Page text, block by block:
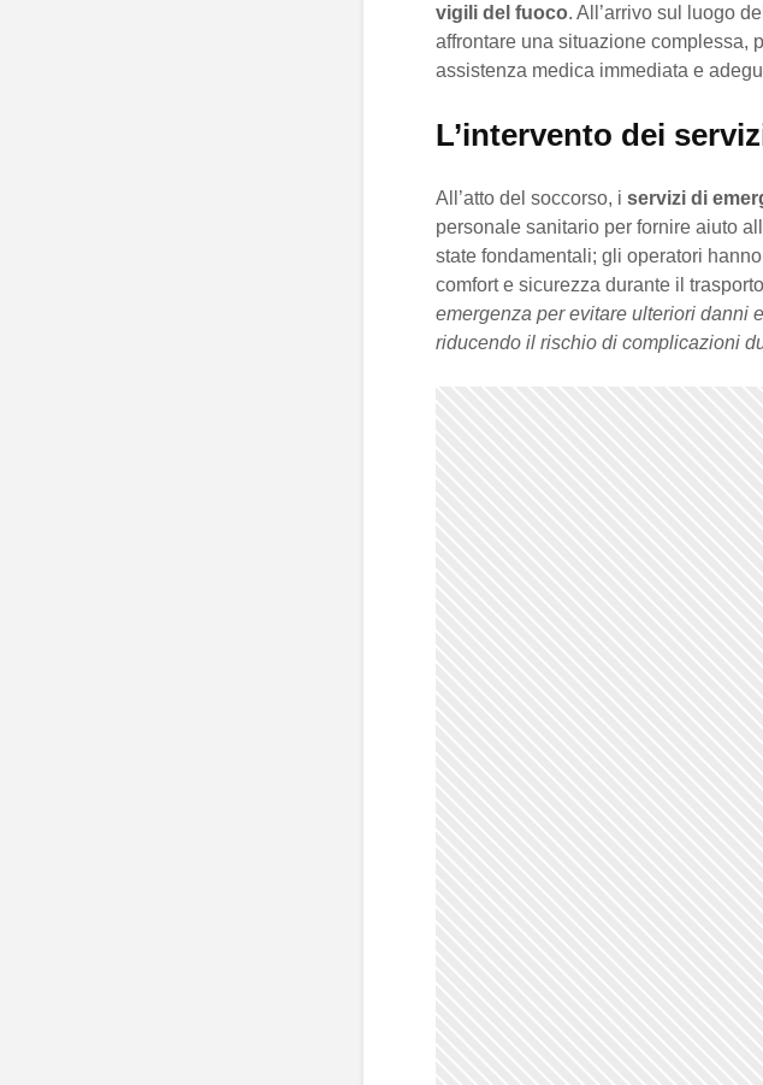
vigili del fuoco. All’arrivo sul luogo
affrontare una situazione complessa,
assistenza medica immediata e
L’intervento dei
All’atto del soccorso, i servizi di
personale sanitario per fornire aiuto
state fondamentali; gli operatori
comfort e sicurezza durante il
emergenza per evitare ulteriori danni
riducendo il rischio di complicazioni